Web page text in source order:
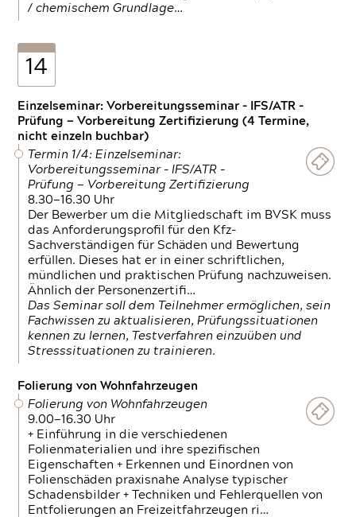
/ chemischem Grundlage…
14
Einzelseminar: Vorbereitungsseminar - IFS/ATR -
Prüfung — Vorbereitung Zertifizierung (4 Termine,
nicht einzeln buchbar)
Termin 1/4: Einzelseminar:
Vorbereitungsseminar - IFS/ATR -
Prüfung — Vorbereitung Zertifizierung
8.30—16.30 Uhr
Der Bewerber um die Mitgliedschaft im BVSK muss
das Anforderungsprofil für den Kfz-
Sachverständigen für Schäden und Bewertung
erfüllen. Dieses hat er in einer schriftlichen,
mündlichen und praktischen Prüfung nachzuweisen.
Ähnlich der Personenzertifi…
Das Seminar soll dem Teilnehmer ermöglichen, sein
Fachwissen zu aktualisieren, Prüfungssituationen
kennen zu lernen, Testverfahren einzuüben und
Stresssituationen zu trainieren.
Folierung von Wohnfahrzeugen
Folierung von Wohnfahrzeugen
9.00—16.30 Uhr
+ Einführung in die verschiedenen
Folienmaterialien und ihre spezifischen
Eigenschaften + Erkennen und Einordnen von
Folienschäden praxisnahe Analyse typischer
Schadensbilder + Techniken und Fehlerquellen von
Entfolierungen an Freizeitfahrzeugen ri…